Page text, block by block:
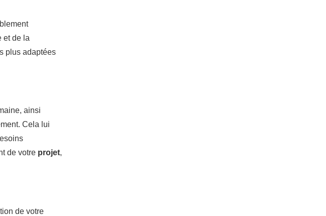
et de la
plus adaptées
ainsi
Cela lui
de votre projet,
de votre